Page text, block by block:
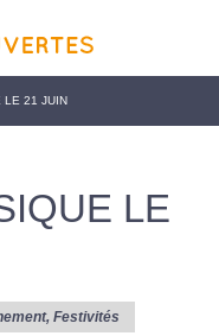
LE 21 JUIN
LE
, Festivités